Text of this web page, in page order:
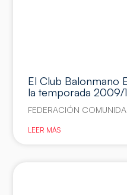
El Club Balonmano
la temporada 2009/
FEDERACIÓN
LEER MÁS